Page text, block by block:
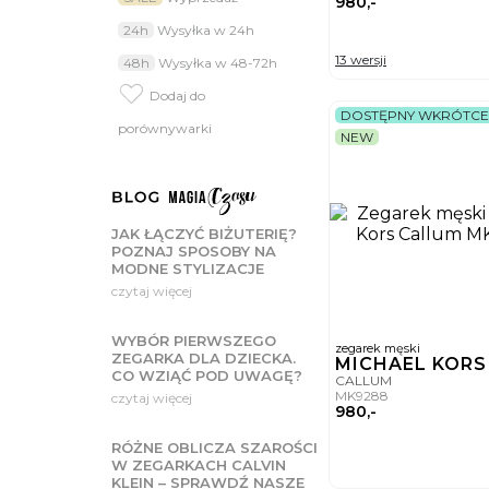
24h Wysyłka w 24h
48h Wysyłka w 48-72h
Dodaj do
porównywarki
JAK ŁĄCZYĆ BIŻUTERIĘ?
POZNAJ SPOSOBY NA
MODNE STYLIZACJE
czytaj więcej
WYBÓR PIERWSZEGO
ZEGARKA DLA DZIECKA.
CO WZIĄĆ POD UWAGĘ?
czytaj więcej
RÓŻNE OBLICZA SZAROŚCI
W ZEGARKACH CALVIN
KLEIN – SPRAWDŹ NASZE
pomiar tętna, który
Jak dobrać
Bez względu na to, czy
naturalna to dobry wybór,
zewnętrznych –
codziennym użytkowaniu
Do eleganckich, w tym
pasek w stonowanym
niebieskie, zielone,
stylizacjach, strzałem w
Kiedyś zegarki miały za
13 wersji
zegarek męski
MICHAEL KORS
CALLUM
MK9288
980,-
DOSTĘPNY WKRÓTCE
NEW